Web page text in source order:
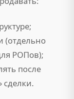
(отдельно
РОПов);
после
сделки.